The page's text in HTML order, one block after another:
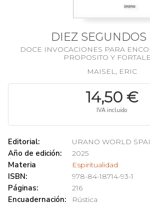
DIEZ SEGUNDOS
DOCE INVOCACIONES PARA
PROPOSITO Y
MAISEL, ERIC
14,50 €
IVA incluido
Editorial: URANO WORLD
Año de edición: 2025
Materia Espiritualidad
ISBN: 978-84-18714-93-1
Páginas: 216
Encuadernación: Rústica